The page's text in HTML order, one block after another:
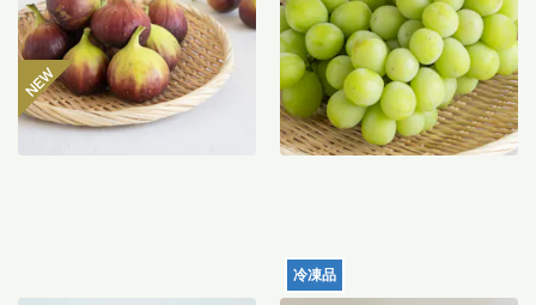
送料込 送料込 6,580円
冷凍品